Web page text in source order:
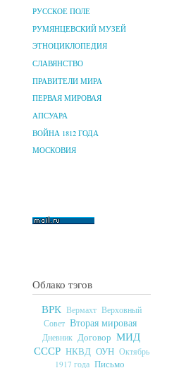
РУССКОЕ ПОЛЕ
РУМЯНЦЕВСКИЙ МУЗЕЙ
ЭТНОЦИКЛОПЕДИЯ
СЛАВЯНСТВО
ПРАВИТЕЛИ МИРА
ПЕРВАЯ МИРОВАЯ
АПСУАРА
ВОЙНА 1812 ГОДА
МОСКОВИЯ
Облако тэгов
ВРК Вермахт Верховный
Совет Вторая мировая
Дневник Договор МИД
СССР НКВД ОУН Октябрь
1917 года Письмо